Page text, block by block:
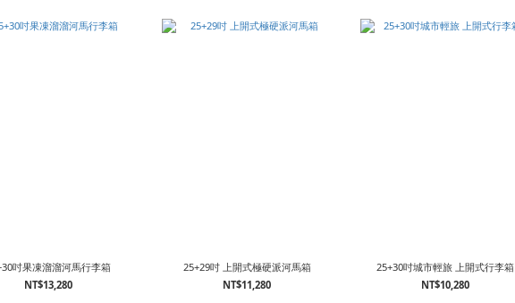
吋果凍溜溜河馬行李箱
NT$13,280
25+29吋 上開式極硬派河馬箱
NT$11,280
25+30吋城市輕旅 上開式行李箱
NT$10,280